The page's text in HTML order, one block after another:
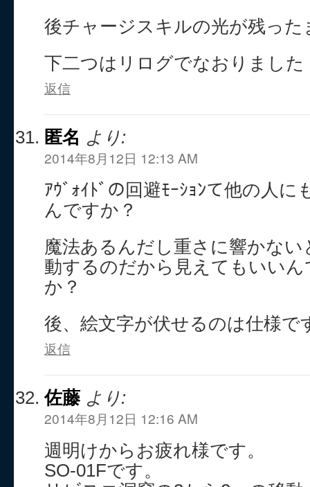
後チャージスキルの光が残った
下二つはリログでなおりました
返信
匿名 より:
2014年8月12日 12:13 AM
ｱｳﾞｫｲﾄﾞの回避ﾓｰｼｮﾝて他の人
んですか？
魔法あるんだし重さに響かな
動するのだから見えてもいい
か？
後、絵文字が伏せるのは仕様で
返信
佐藤 より:
2014年8月12日 12:16 AM
週明けからお疲れ様です。
SO-01Fです。